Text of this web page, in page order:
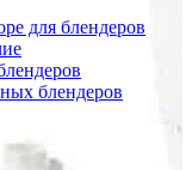
для блендеров
блендеров